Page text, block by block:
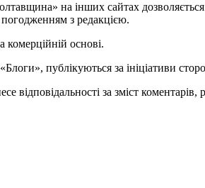
на інших сайтах
з редакцією.
комерційній основі.
публікуються за ініціативи
відповідальності за зміст